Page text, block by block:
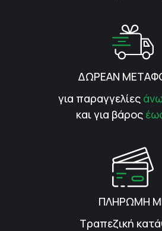
ΔΩΡΕΑΝ
για παραγγελίες
και για βάρος
ΠΛΗΡΩΜΗ
Τραπεζική